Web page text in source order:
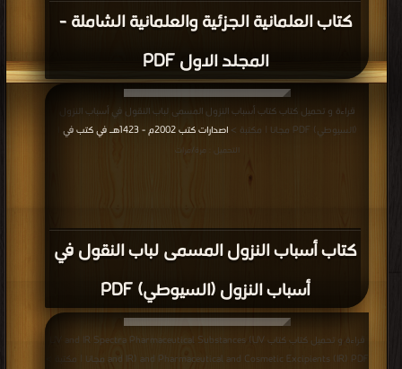
كتاب العلمانية الجزئية والعلمانية الشاملة -
المجلد الاول PDF
كتاب أسباب النزول المسمى لباب النقول في
أسباب النزول (السيوطي) PDF
قراءة و تحميل كتاب كتاب أسباب النزول المسمى لباب النقول في أسباب النزول
(السيوطي) PDF مجانا | مكتبة >
اصدارات كتب 2002م - 1423هـ في كتب في
التحميل : مرة/مرات
قراءة و تحميل كتاب كتاب UV and IR Spectra Pharmaceutical Substances (UV
and IR) and Pharmaceutical and Cosmetic Excipients (IR) PDF مجانا | مكتبة >